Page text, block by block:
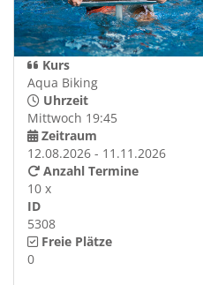
Kurs
Aqua Biking
Uhrzeit
Mittwoch 19:45
Zeitraum
12.08.2026 - 11.11.2026
Anzahl Termine
10 x
ID
5308
Freie Plätze
0